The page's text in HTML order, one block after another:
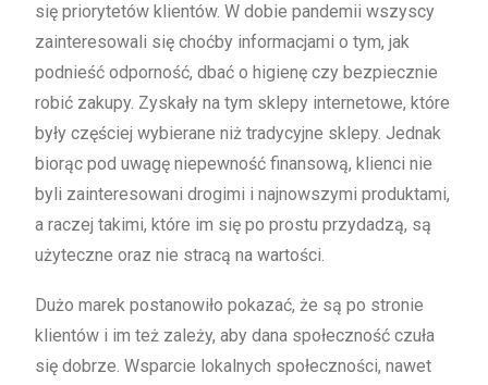
się priorytetów klientów. W dobie pandemii wszyscy
zainteresowali się choćby informacjami o tym, jak
podnieść odporność, dbać o higienę czy bezpiecznie
robić zakupy. Zyskały na tym sklepy internetowe, które
były częściej wybierane niż tradycyjne sklepy. Jednak
biorąc pod uwagę niepewność finansową, klienci nie
byli zainteresowani drogimi i najnowszymi produktami,
a raczej takimi, które im się po prostu przydadzą, są
użyteczne oraz nie stracą na wartości.
Dużo marek postanowiło pokazać, że są po stronie
klientów i im też zależy, aby dana społeczność czuła
się dobrze. Wsparcie lokalnych społeczności, nawet